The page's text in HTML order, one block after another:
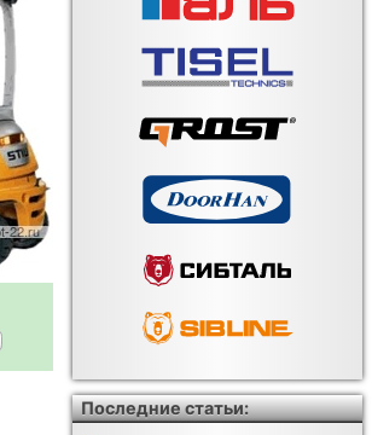
Последние статьи: